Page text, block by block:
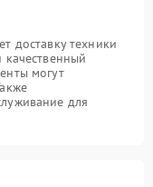
доставку техники
качественный
могут
для